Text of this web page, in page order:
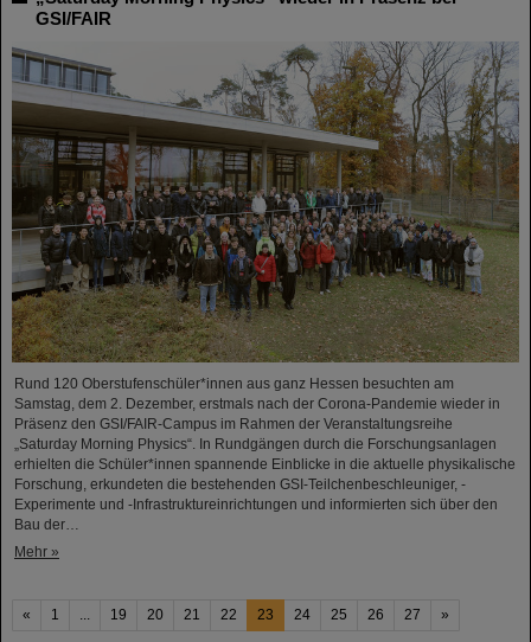
GSI/FAIR
Rund 120 Oberstufenschüler*innen aus ganz Hessen besuchten am
Samstag, dem 2. Dezember, erstmals nach der Corona-Pandemie wieder in
Präsenz den GSI/FAIR-Campus im Rahmen der Veranstaltungsreihe
„Saturday Morning Physics“. In Rundgängen durch die Forschungsanlagen
erhielten die Schüler*innen spannende Einblicke in die aktuelle physikalische
Forschung, erkundeten die bestehenden GSI-Teilchenbeschleuniger, -
Experimente und -Infrastruktureinrichtungen und informierten sich über den
Bau der…
Mehr »
« 1 ... 19 20 21 22 23 24 25 26 27 »